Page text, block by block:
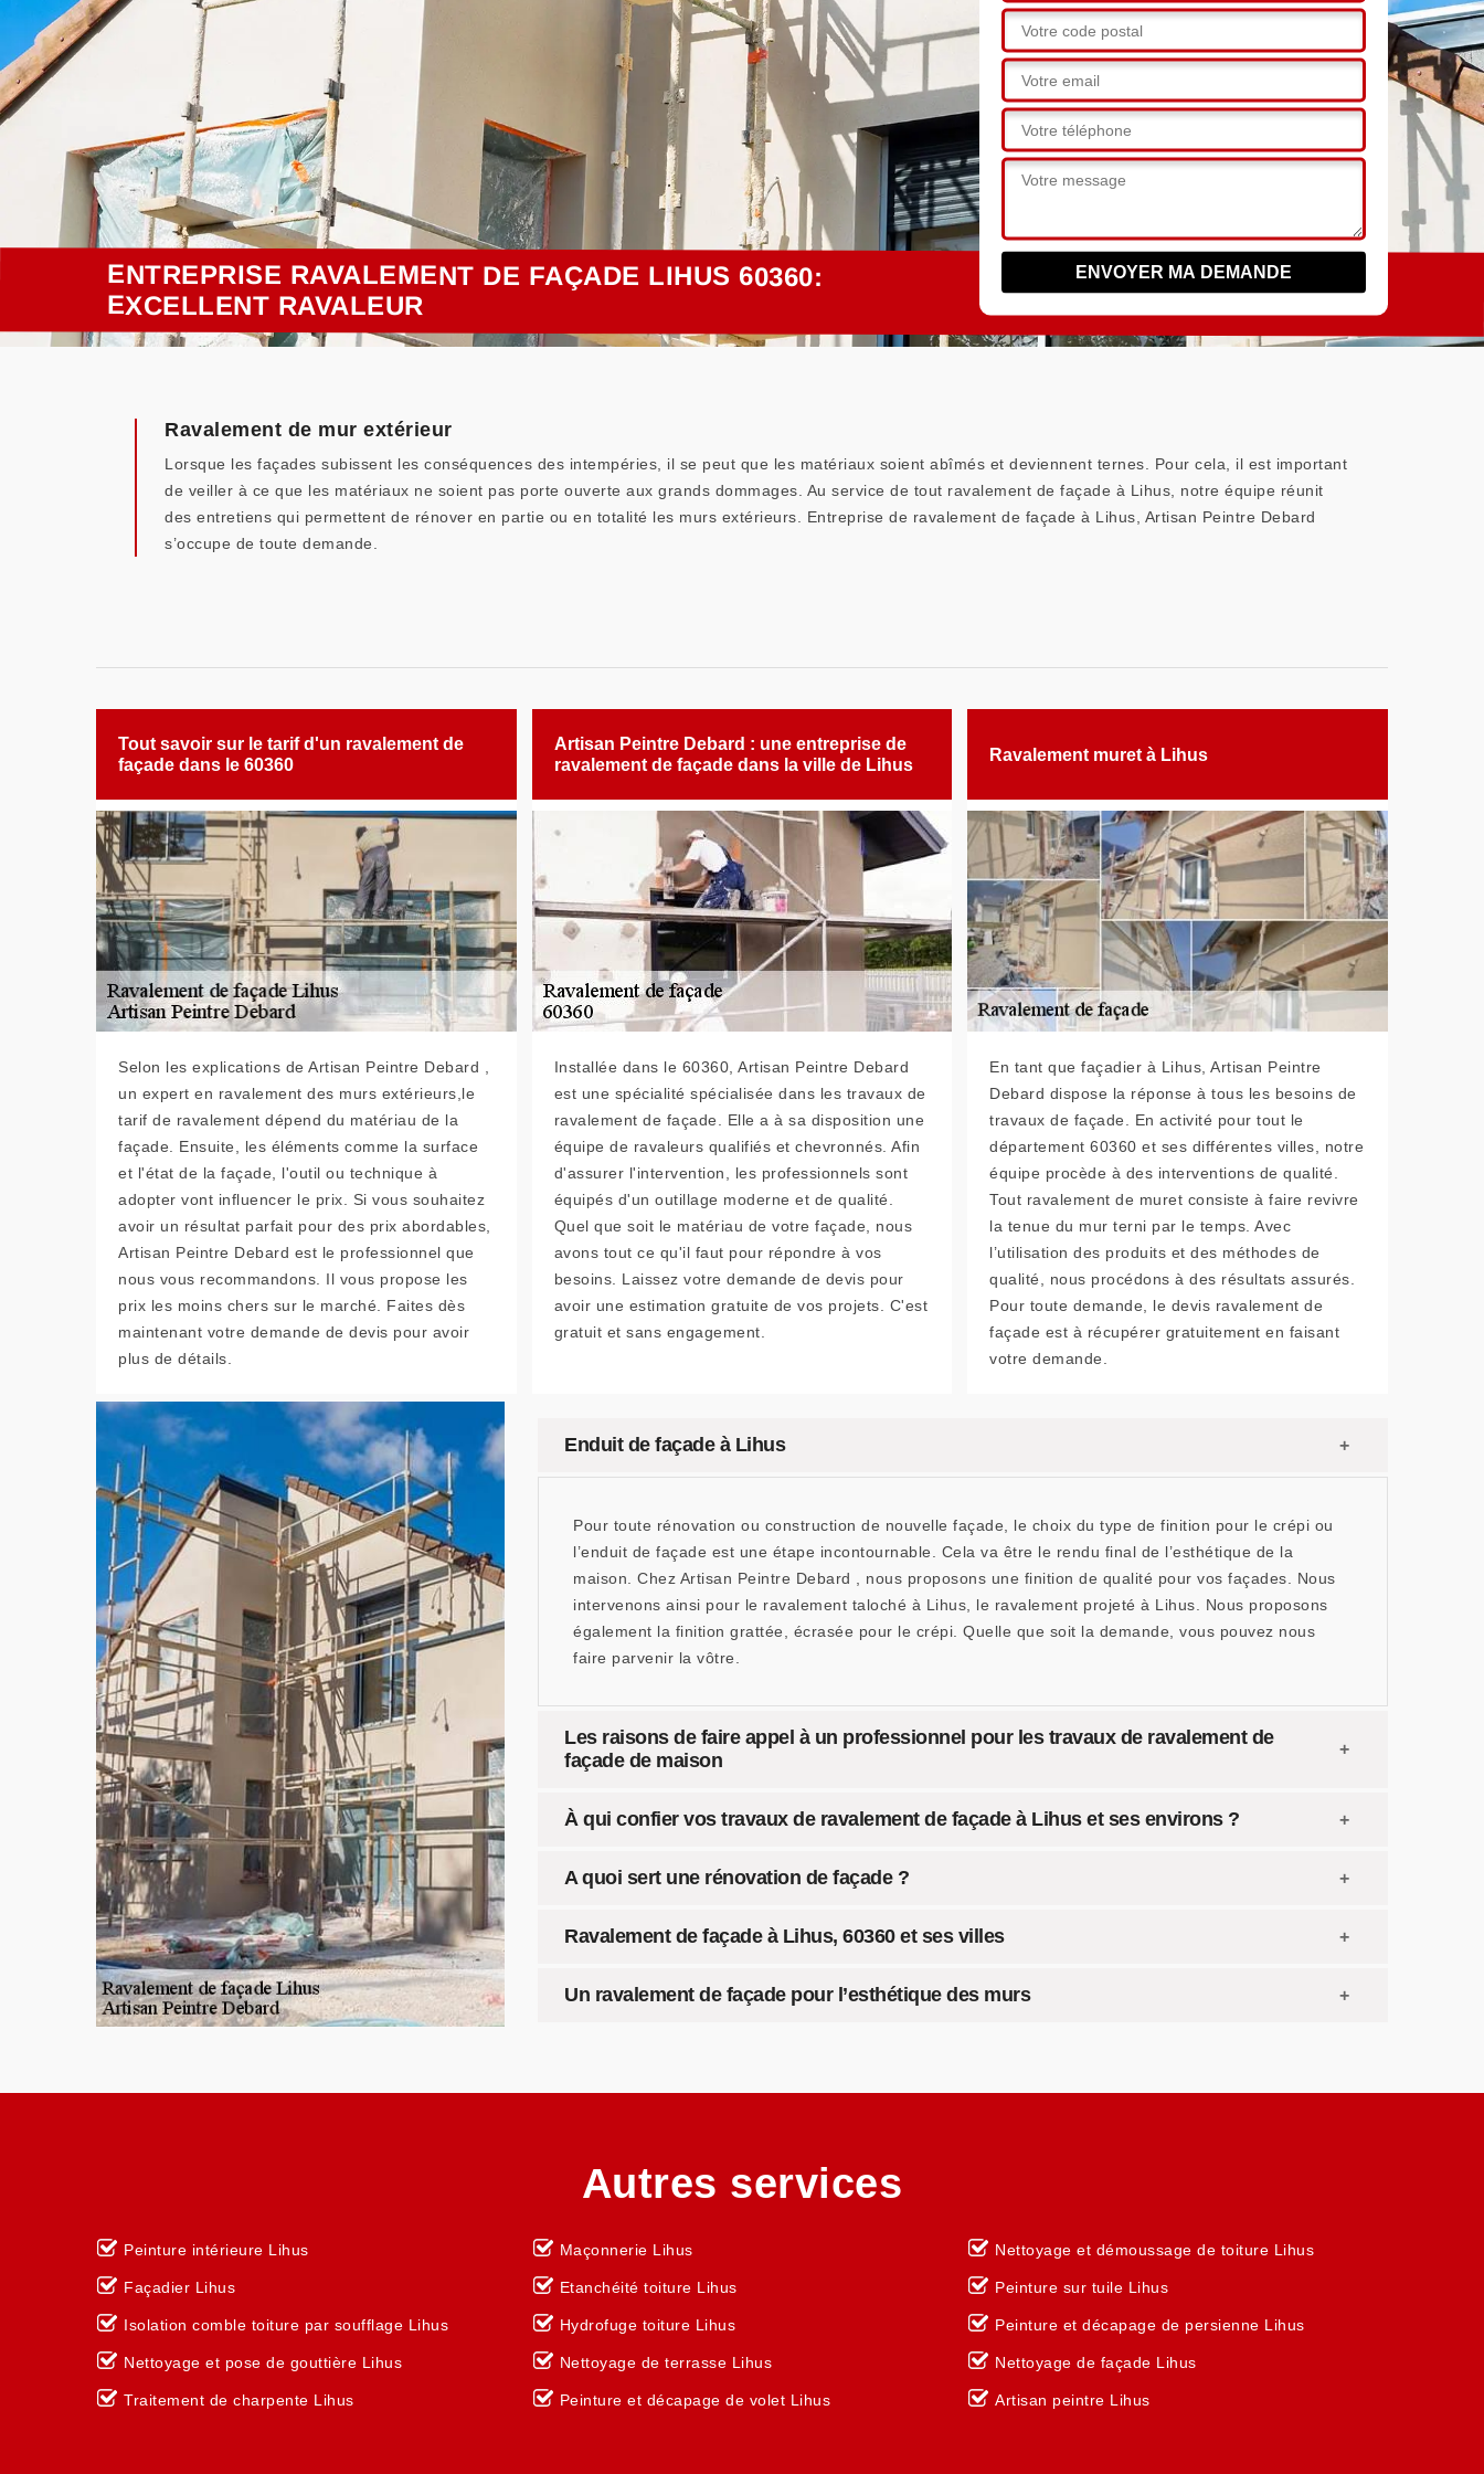
ENTREPRISE RAVALEMENT DE FAÇADE LIHUS 60360:
EXCELLENT RAVALEUR
Ravalement de mur extérieur
Lorsque les façades subissent les conséquences des intempéries, il se peut que les matériaux soient abîmés et deviennent ternes. Pour cela, il est important
de veiller à ce que les matériaux ne soient pas porte ouverte aux grands dommages. Au service de tout ravalement de façade à Lihus, notre équipe réunit
des entretiens qui permettent de rénover en partie ou en totalité les murs extérieurs. Entreprise de ravalement de façade à Lihus, Artisan Peintre Debard
s’occupe de toute demande.
Tout savoir sur le tarif d'un ravalement de
façade dans le 60360
Selon les explications de Artisan Peintre Debard ,
un expert en ravalement des murs extérieurs,le
tarif de ravalement dépend du matériau de la
façade. Ensuite, les éléments comme la surface
et l'état de la façade, l'outil ou technique à
adopter vont influencer le prix. Si vous souhaitez
avoir un résultat parfait pour des prix abordables,
Artisan Peintre Debard est le professionnel que
nous vous recommandons. Il vous propose les
prix les moins chers sur le marché. Faites dès
maintenant votre demande de devis pour avoir
plus de détails.
Artisan Peintre Debard : une entreprise de
ravalement de façade dans la ville de Lihus
Installée dans le 60360, Artisan Peintre Debard
est une spécialité spécialisée dans les travaux de
ravalement de façade. Elle a à sa disposition une
équipe de ravaleurs qualifiés et chevronnés. Afin
d'assurer l'intervention, les professionnels sont
équipés d'un outillage moderne et de qualité.
Quel que soit le matériau de votre façade, nous
avons tout ce qu'il faut pour répondre à vos
besoins. Laissez votre demande de devis pour
avoir une estimation gratuite de vos projets. C'est
gratuit et sans engagement.
Ravalement muret à Lihus
En tant que façadier à Lihus, Artisan Peintre
Debard dispose la réponse à tous les besoins de
travaux de façade. En activité pour tout le
département 60360 et ses différentes villes, notre
équipe procède à des interventions de qualité.
Tout ravalement de muret consiste à faire revivre
la tenue du mur terni par le temps. Avec
l’utilisation des produits et des méthodes de
qualité, nous procédons à des résultats assurés.
Pour toute demande, le devis ravalement de
façade est à récupérer gratuitement en faisant
votre demande.
Enduit de façade à Lihus
Pour toute rénovation ou construction de nouvelle façade, le choix du type de finition pour le crépi ou
l’enduit de façade est une étape incontournable. Cela va être le rendu final de l’esthétique de la
maison. Chez Artisan Peintre Debard , nous proposons une finition de qualité pour vos façades. Nous
intervenons ainsi pour le ravalement taloché à Lihus, le ravalement projeté à Lihus. Nous proposons
également la finition grattée, écrasée pour le crépi. Quelle que soit la demande, vous pouvez nous
faire parvenir la vôtre.
Les raisons de faire appel à un professionnel pour les travaux de ravalement de
façade de maison
À qui confier vos travaux de ravalement de façade à Lihus et ses environs ?
A quoi sert une rénovation de façade ?
Ravalement de façade à Lihus, 60360 et ses villes
Un ravalement de façade pour l’esthétique des murs
Autres services
Peinture intérieure Lihus
Façadier Lihus
Isolation comble toiture par soufflage Lihus
Nettoyage et pose de gouttière Lihus
Traitement de charpente Lihus
Maçonnerie Lihus
Etanchéité toiture Lihus
Hydrofuge toiture Lihus
Nettoyage de terrasse Lihus
Peinture et décapage de volet Lihus
Nettoyage et démoussage de toiture Lihus
Peinture sur tuile Lihus
Peinture et décapage de persienne Lihus
Nettoyage de façade Lihus
Artisan peintre Lihus